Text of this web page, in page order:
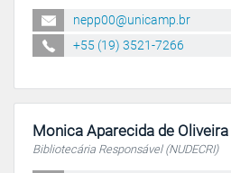
nepp00@unicamp.br
+55 (19) 3521-7266
Monica Aparecida de
Bibliotecária Responsável (NUDECRI)